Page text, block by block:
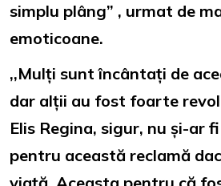
simplu plâng” , urmat de
emoticoane.
,,Mulți sunt încântați de
dar alții au fost foarte
Elis Regina, sigur, nu și-ar
pentru această reclamă